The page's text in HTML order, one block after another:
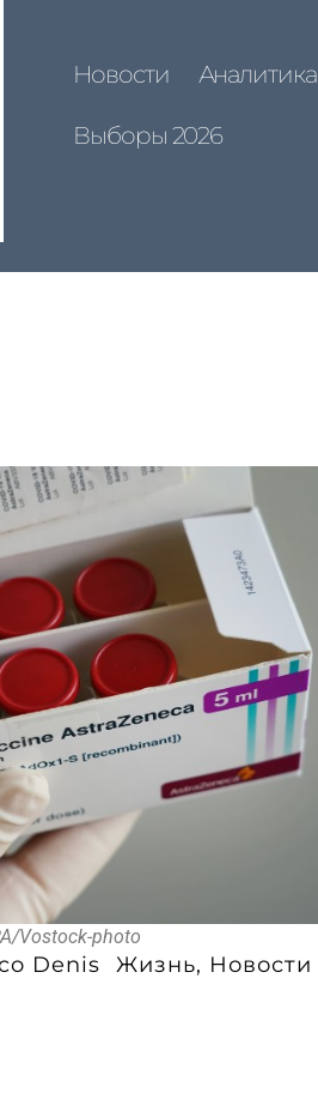
Новости Аналитика
Выборы 2026
Vostock-photo
Denis Жизнь, Новости